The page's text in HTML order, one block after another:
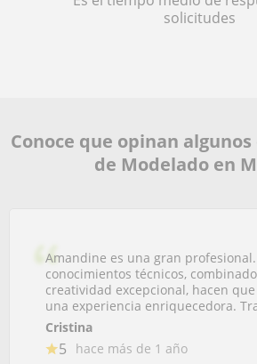
solicitudes
Conoce que opinan
de Modelado en
Amandine es una gran
conocimientos técnicos,
creatividad excepcional, hacen
una experiencia enriquecedora.
Cristina
5 hace más de 1 año